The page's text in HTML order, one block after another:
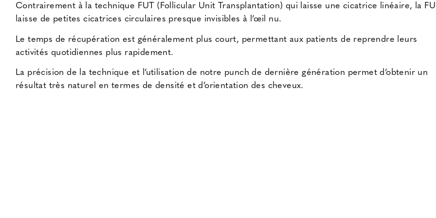
Contrairement à la technique FUT (Follicular Unit Transplantation) qui laisse une cicatrice linéaire, la
laisse de petites cicatrices circulaires presque invisibles à l’œil nu.
Le temps de récupération est généralement plus court, permettant aux patients de reprendre leurs
activités quotidiennes plus rapidement.
La précision de la technique et l’utilisation de notre punch de dernière génération permet d’obtenir un
résultat très naturel en termes de densité et d’orientation des cheveux.